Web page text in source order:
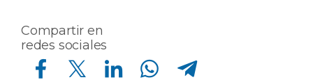
Compartir en
redes sociales
Compartir en Facebook Compartir en Twitter Compartir en Linkedin Compartir en Whatsapp Compartir en Telegram